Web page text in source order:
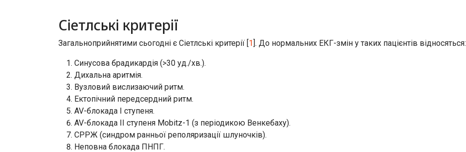
Сіетлські критерії
Загальноприйнятими сьогодні є Сіетлські критерії [1]. До нормальних ЕКГ-змін у таких пацієнтів відносяться:
Синусова брадикардія (>30 уд./хв.).
Дихальна аритмія.
Вузловий вислизаючий ритм.
Ектопічний передсердний ритм.
AV-блокада І ступеня.
AV-блокада II ступеня Mobitz-1 (з періодикою Венкебаху).
СРРЖ (синдром ранньої реполяризації шлуночків).
Неповна блокада ПНПГ.